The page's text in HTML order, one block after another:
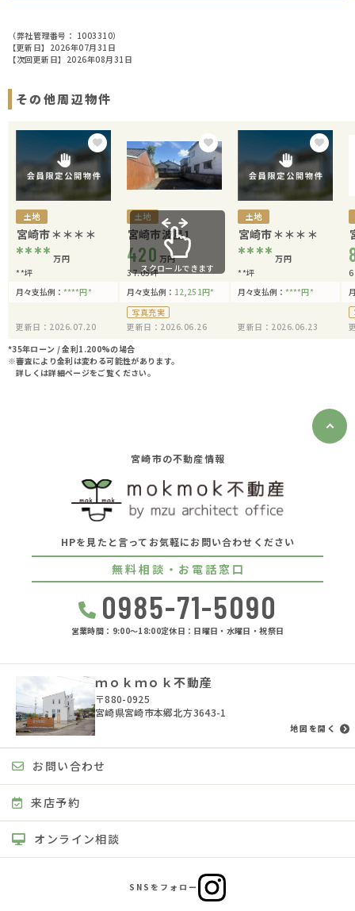
（弊社管理番号： 1003310）
【更新日】2026年07月31日
【次回更新日】2026年08月31日
その他周辺物件
土地
宮崎市＊＊＊＊
**** 万円
**坪
月々支払例： ****円*
更新日：2026.07.20
土地
宮崎市波島1
420 万円
37.05坪
月々支払例： 12,251円*
写真充実
更新日：2026.06.26
土地
宮崎市＊＊＊＊
**** 万円
**坪
月々支払例： ****円*
更新日：2026.06.23
スクロールできます
*35年ローン / 金利1.200%の場合
※審査により金利は変わる可能性があります。
詳しくは詳細ページをご覧ください。
宮崎市の不動産情報
HPを見たと言ってお気軽にお問い合わせください
無料相談・お電話窓口
0985-71-5090
営業時間：9:00〜18:00定休日：日曜日・水曜日・祝祭日
ｍｏｋｍｏｋ不動産
〒880-0925
宮崎県宮崎市本郷北方3643-1
地図を開く
お問い合わせ
来店予約
オンライン相談
SNSをフォロー